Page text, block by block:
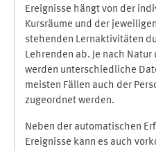
Ereignisse hängt von der
Kursräume und der
stehenden Lernaktivitäten
Lehrenden ab. Je nach
werden unterschiedliche
meisten Fällen auch der
zugeordnet werden.
Neben der automatischen
Ereignisse kann es auch